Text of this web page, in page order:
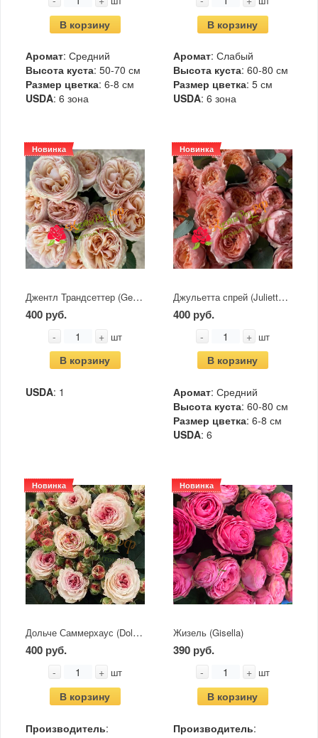
В корзину
Аромат: Средний
Высота куста: 50-70 см
Размер цветка: 6-8 см
USDA: 6 зона
В корзину
Аромат: Слабый
Высота куста: 60-80 см
Размер цветка: 5 см
USDA: 6 зона
Новинка
Джентл Трандсеттер (Gentle Trendsetter)
400 руб.
- + шт
В корзину
USDA: 1
Новинка
Джульетта спрей (Juliette Spray)
400 руб.
- + шт
В корзину
Аромат: Средний
Высота куста: 60-80 см
Размер цветка: 6-8 см
USDA: 6
Новинка
Дольче Саммерхаус (Dolce Summerhouse)
400 руб.
- + шт
В корзину
Производитель:
Новинка
Жизель (Gisella)
390 руб.
- + шт
В корзину
Производитель: